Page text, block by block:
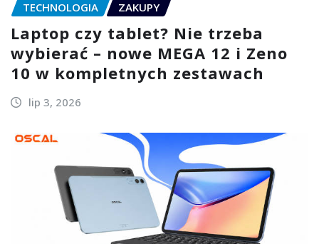
TECHNOLOGIA ZAKUPY
Laptop czy tablet? Nie trzeba
wybierać – nowe MEGA 12 i Zeno
10 w kompletnych zestawach
lip 3, 2026